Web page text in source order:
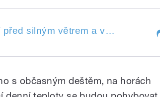
Meteorologové stále varují před silným větrem a vydatnými srážkami
s občasným deštěm, na horách